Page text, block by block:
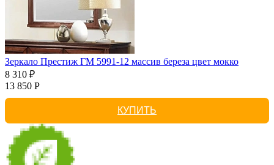
Зеркало Престиж ГМ 5991-12 массив береза цвет мокко
8 310 ₽
13 850 Р
КУПИТЬ